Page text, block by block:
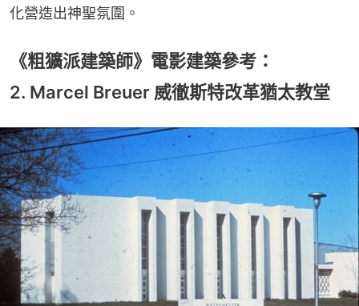
化營造出神聖氛圍。
《粗獷派建築師》電影建築參考：
2. Marcel Breuer 威徹斯特改革猶太教堂